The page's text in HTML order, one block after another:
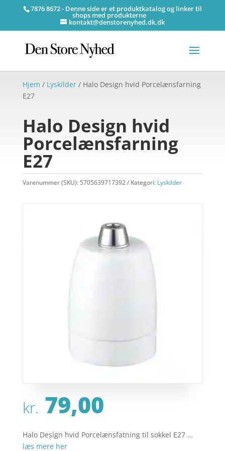
7876 8672 - Denne side er et produktkatalog og linker til
shops med produkterne
kontakt@denstorenyhed.dk.dk
Hjem / Lyskilder/ Halo Design hvid Porcelænsfarning
E27
Halo Design hvid
Porcelænsfarning
E27
Varenummer (SKU): 5705639717392 Kategori: Lyskilder
kr. 79,00
Halo Design hvid Porcelænsfatning til sokkel E27 …
læs mere her